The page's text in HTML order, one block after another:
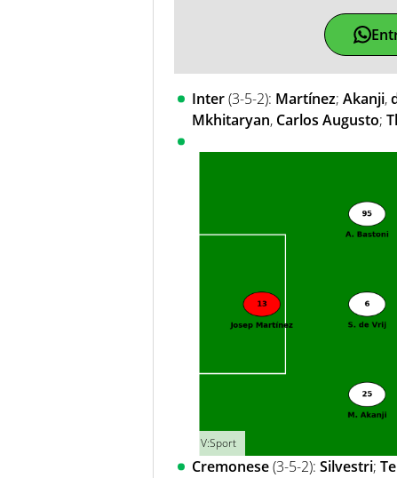
Inter(3-5-2): Martínez; Akanji,
Mkhitaryan, Carlos Augusto;
V:Sport
Cremonese(3-5-2): Silvestri;